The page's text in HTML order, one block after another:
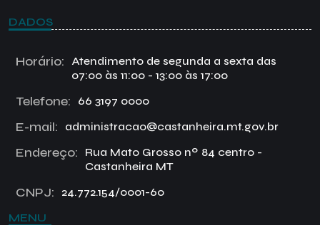
DADOS
Horário:
Atendimento de segunda a sexta das
07:00 às 11:00 - 13:00 às 17:00
Telefone: 66 3197 0000
E-mail: administracao@castanheira.mt.gov.br
Endereço:
Rua Mato Grosso nº 84 centro -
Castanheira MT
CNPJ: 24.772.154/0001-60
MENU